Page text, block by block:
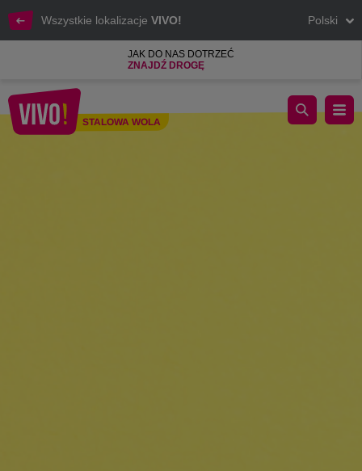
Wszystkie lokalizacje VIVO! Polski
JAK DO NAS DOTRZEĆ
ZNAJDŹ DROGĘ
STALOWA WOLA
Okazje pierwsza klasa! Akcja rabatowa 25 sierpnia - 2